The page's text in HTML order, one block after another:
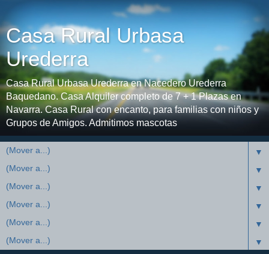
Casa Rural Urbasa
Urederra
Casa Rural Urbasa Urederra en Nacedero Urederra
Baquedano. Casa Alquiler completo de 7 + 1 Plazas en
Navarra. Casa Rural con encanto, para familias con niños y
Grupos de Amigos. Admitimos mascotas
▼
▼
▼
▼
▼
▼